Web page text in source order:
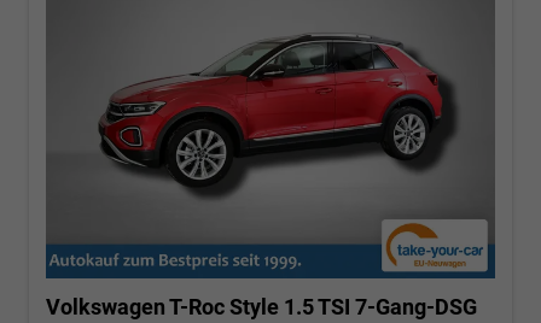
Volkswagen T-RocStyle 1.5 TSI 7-Gang-DSG